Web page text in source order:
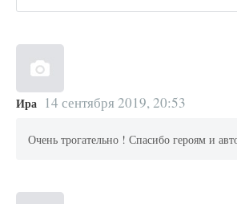
Ира 14 сентября 2019, 20:53
Очень трогательно ! Спасибо героям и